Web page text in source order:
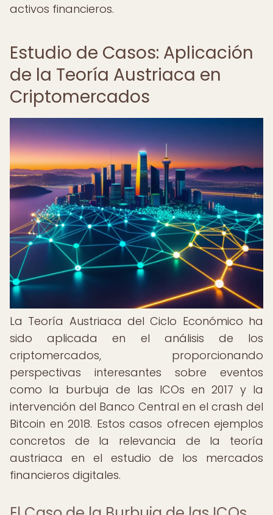
activos financieros.
Estudio de Casos: Aplicación
de la Teoría Austriaca en
Criptomercados
La Teoría Austriaca del Ciclo Económico ha
sido aplicada en el análisis de los
criptomercados, proporcionando
perspectivas interesantes sobre eventos
como la burbuja de las ICOs en 2017 y la
intervención del Banco Central en el crash del
Bitcoin en 2018. Estos casos ofrecen ejemplos
concretos de la relevancia de la teoría
austriaca en el estudio de los mercados
financieros digitales.